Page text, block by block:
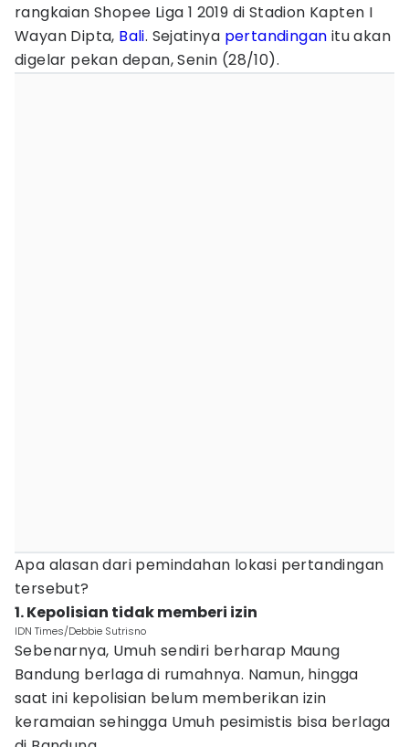
rangkaian Shopee Liga 1 2019 di Stadion Kapten I
Wayan Dipta, Bali. Sejatinya pertandingan itu akan
digelar pekan depan, Senin (28/10).
Apa alasan dari pemindahan lokasi pertandingan
tersebut?
1. Kepolisian tidak memberi izin
IDN Times/Debbie Sutrisno
Sebenarnya, Umuh sendiri berharap Maung
Bandung berlaga di rumahnya. Namun, hingga
saat ini kepolisian belum memberikan izin
keramaian sehingga Umuh pesimistis bisa berlaga